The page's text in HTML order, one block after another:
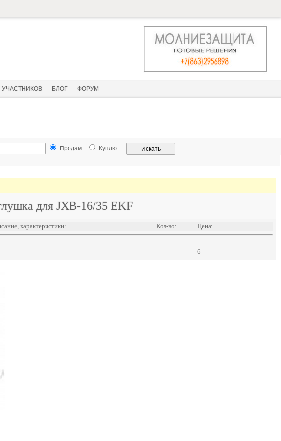
УЧАСТНИКОВ БЛОГ ФОРУМ
Продам
Куплю
для JXB-16/35 EKF
характеристики: Кол-во: Цена:
6